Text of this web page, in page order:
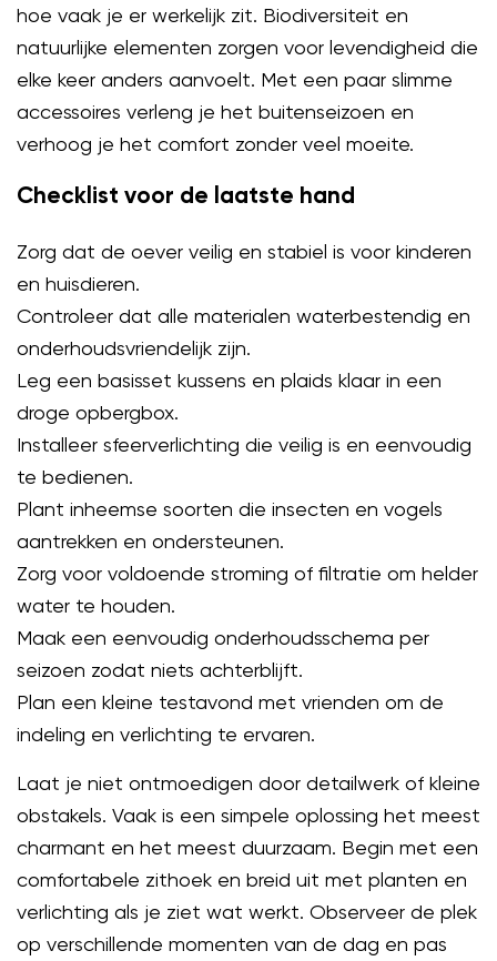
hoe vaak je er werkelijk zit. Biodiversiteit en
natuurlijke elementen zorgen voor levendigheid die
elke keer anders aanvoelt. Met een paar slimme
accessoires verleng je het buitenseizoen en
verhoog je het comfort zonder veel moeite.
Checklist voor de laatste hand
Zorg dat de oever veilig en stabiel is voor kinderen
en huisdieren.
Controleer dat alle materialen waterbestendig en
onderhoudsvriendelijk zijn.
Leg een basisset kussens en plaids klaar in een
droge opbergbox.
Installeer sfeerverlichting die veilig is en eenvoudig
te bedienen.
Plant inheemse soorten die insecten en vogels
aantrekken en ondersteunen.
Zorg voor voldoende stroming of filtratie om helder
water te houden.
Maak een eenvoudig onderhoudsschema per
seizoen zodat niets achterblijft.
Plan een kleine testavond met vrienden om de
indeling en verlichting te ervaren.
Laat je niet ontmoedigen door detailwerk of kleine
obstakels. Vaak is een simpele oplossing het meest
charmant en het meest duurzaam. Begin met een
comfortabele zithoek en breid uit met planten en
verlichting als je ziet wat werkt. Observeer de plek
op verschillende momenten van de dag en pas